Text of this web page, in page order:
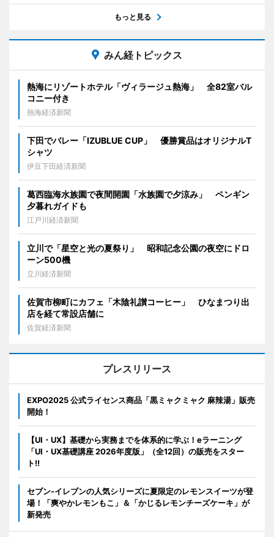
もっと見る
みん経トピックス
熱海にリゾートホテル「ヴィラージュ熱海」 全82室バル
コニー付き
熱海経済新聞
下田でバレー「IZUBLUE CUP」 優勝賞品はオリジナルT
シャツ
伊豆下田経済新聞
葛西臨海水族園で夜間開園「水族園で夕涼み」 ペンギン
夕暮れガイドも
江戸川経済新聞
立川で「星空と光の夏祭り」 昭和記念公園の夜空にドロ
ーン500機
立川経済新聞
佐賀市柳町にカフェ「木陰礼讃コーヒー」 ひなまつり出
店を経て常設店舗に
佐賀経済新聞
プレスリリース
EXPO2025 公式ライセンス商品「黒ミャクミャク 麻辣湯」販売
開始！
【UI・UX】基礎から実務までを体系的に学ぶ！eラーニング
「UI・UX基礎講座 2026年度版」（全12回）の販売をスター
ト!!
セブン‐イレブンの人気シリーズに夏限定のレモンスイーツが登
場！「爽やかレモンもこ」＆「かじるレモンチーズケーキ」が
新発売